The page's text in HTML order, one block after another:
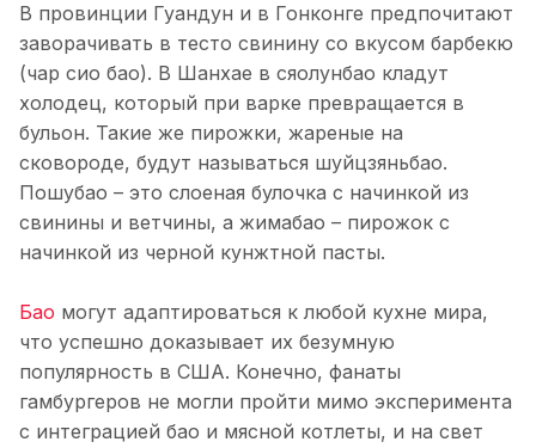
В провинции Гуандун и в Гонконге предпочитают
заворачивать в тесто свинину со вкусом барбекю
(чар сио бао). В Шанхае в сяолунбао кладут
холодец, который при варке превращается в
бульон. Такие же пирожки, жареные на
сковороде, будут называться шуйцзяньбао.
Пошубао – это слоеная булочка с начинкой из
свинины и ветчины, а жимабао – пирожок с
начинкой из черной кунжтной пасты.
Бао могут адаптироваться к любой кухне мира,
что успешно доказывает их безумную
популярность в США. Конечно, фанаты
гамбургеров не могли пройти мимо эксперимента
с интеграцией бао и мясной котлеты, и на свет